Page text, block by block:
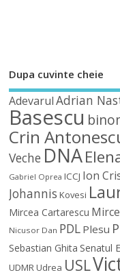
Dupa cuvinte cheie
Adevarul Adrian
Basescu
Crin
Veche DNA
Gabriel Oprea ICCJ Ion
Johannis Kovesi
Mircea Cartarescu
Nicusor Dan PDL Plesu
Sebastian Ghita Senatul
UDMRUdrea USL